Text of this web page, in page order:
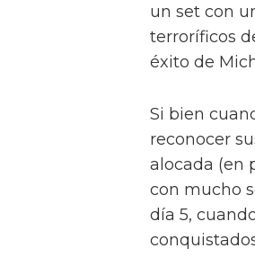
un set con
terroríficos
éxito de
Si bien
reconocer
alocada (en
con mucho
día 5,